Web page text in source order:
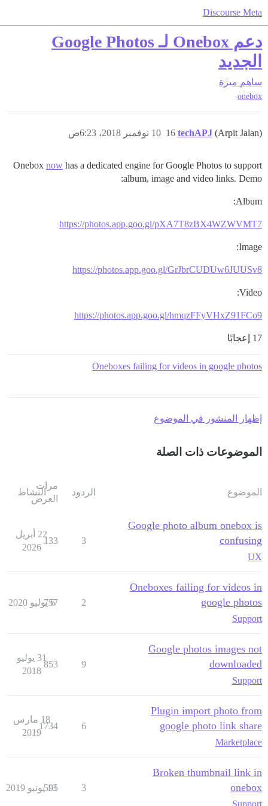
Discourse Meta
دعم Onebox لـ Google Photos
الجديد
ساهم ميزة
onebox
techAPJ (Arpit Jalan) 10 نوفمبر 2018، 6:23ص 16
Onebox now has a dedicated engine for Google Photos to support
album, image and video links. Demo:
Album:
https://photos.app.goo.gl/pXA7T8zBX4WZWVMT7
Image:
https://photos.app.goo.gl/GrJbrCUDUw6JUUSv8
Video:
https://photos.app.goo.gl/hmqzFFyVHxZ91FCo9
17 إعجابًا
Oneboxes failing for videos in google photos
إظهار المنشور في الموضوع
الموضوعات ذات الصلة
الموضوع الردود
مرات
العرض
النشاط
Google photo album onebox is
confusing
UX
3
133
22 أبريل
2026
Oneboxes failing for videos in
google photos
Support
2
757
6 يوليو 2020
Google photos images not
downloaded
Support
9
853
31 يوليو
2018
Plugin import photo from
google photo link share
Marketplace
6
1734
18 مارس
2019
Broken thumbnail link in
onebox
3
595
13 يونيو 2019